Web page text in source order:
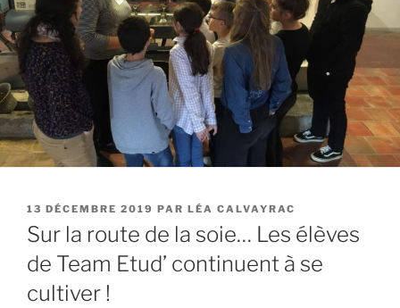
PUBLIÉ
LE
13 DÉCEMBRE 2019 PAR LÉA CALVAYRAC
Sur la route de la soie… Les élèves
de Team Etud’ continuent à se
cultiver !